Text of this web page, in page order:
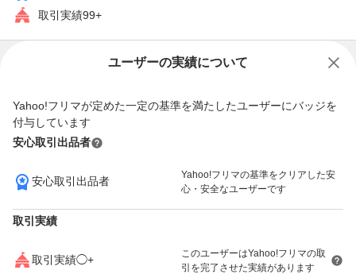
取引実績99+
ユーザーの実績について
Yahoo!フリマが定めた一定の基準を満たしたユーザーにバッジを
付与しています
安心取引出品者
安心取引出品者
Yahoo!フリマの基準をクリアした安
心・安全なユーザーです
取引実績
取引実績◯+
このユーザーはYahoo!フリマの取
引を完了させた実績があります
1,050円 3,000円